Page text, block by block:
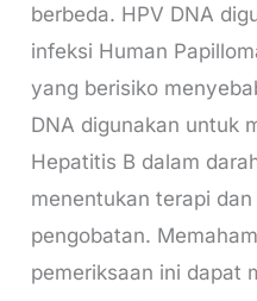
berbeda. HPV DNA
infeksi Human
yang berisiko
DNA digunakan untuk
Hepatitis B dalam
menentukan terapi
pengobatan.
pemeriksaan ini dapat